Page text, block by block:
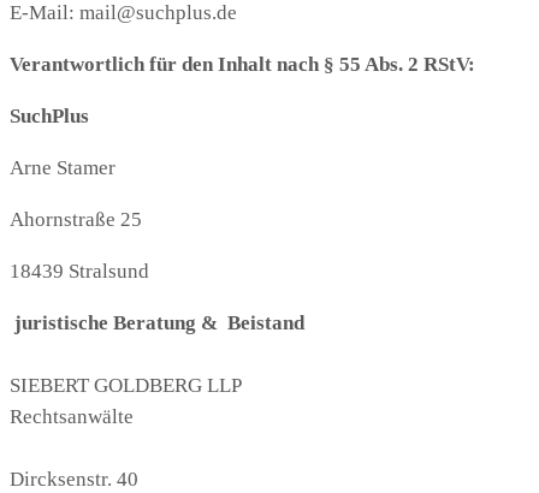
E-Mail: mail@suchplus.de
Verantwortlich für den Inhalt nach § 55 Abs. 2 RStV:
SuchPlus
Arne Stamer
Ahornstraße 25
18439 Stralsund
juristische Beratung & Beistand
SIEBERT GOLDBERG LLP
Rechtsanwälte
Dircksenstr. 40